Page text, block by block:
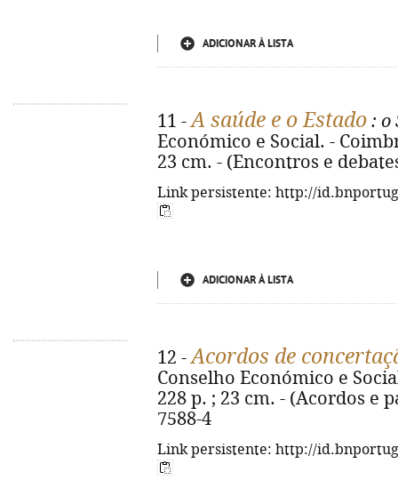
ADICIONAR À LISTA
11 -A saúde e o Estado : o
Económico e Social. -
23 cm. - (Encontros e
Link persistente: http://
ADICIONAR À LISTA
12 -Acordos de
Conselho Económico e
228 p. ; 23 cm. - (Acordos e
7588-4
Link persistente: http://